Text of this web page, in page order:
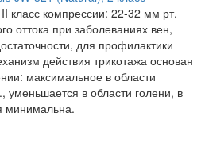
класс компрессии: 22-32 мм рт.
оттока при заболеваниях вен,
для профилактики
действия трикотажа основан
максимальное в области
уменьшается в области голени, в
минимальна.